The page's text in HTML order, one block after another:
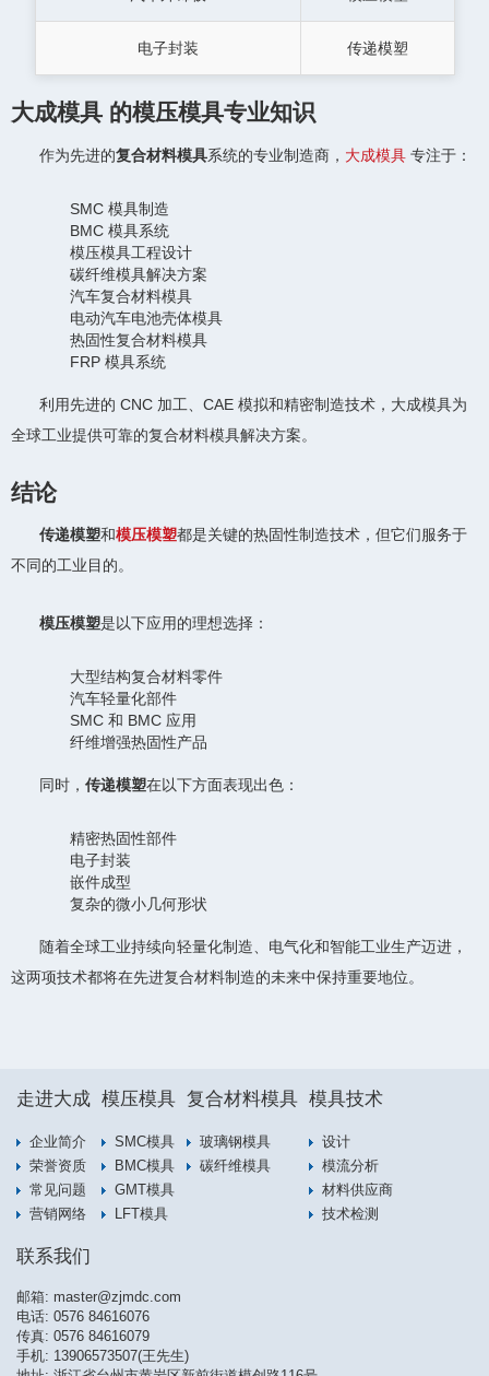
电子封装 传递模塑
大成模具 的模压模具专业知识
作为先进的复合材料模具系统的专业制造商， 大成模具 专注于：
SMC 模具制造
BMC 模具系统
模压模具工程设计
碳纤维模具解决方案
汽车复合材料模具
电动汽车电池壳体模具
热固性复合材料模具
FRP 模具系统
利用先进的 CNC 加工、CAE 模拟和精密制造技术，大成模具为
全球工业提供可靠的复合材料模具解决方案。
结论
传递模塑和模压模塑都是关键的热固性制造技术，但它们服务于
不同的工业目的。
模压模塑是以下应用的理想选择：
大型结构复合材料零件
汽车轻量化部件
SMC 和 BMC 应用
纤维增强热固性产品
同时， 传递模塑在以下方面表现出色：
精密热固性部件
电子封装
嵌件成型
复杂的微小几何形状
随着全球工业持续向轻量化制造、电气化和智能工业生产迈进，
这两项技术都将在先进复合材料制造的未来中保持重要地位。
走进大成
企业简介
荣誉资质
常见问题
营销网络
模压模具
SMC模具
BMC模具
GMT模具
LFT模具
复合材料模具
玻璃钢模具
碳纤维模具
模具技术
设计
模流分析
材料供应商
技术检测
联系我们
邮箱: master@zjmdc.com
电话: 0576 84616076
传真: 0576 84616079
手机: 13906573507(王先生)